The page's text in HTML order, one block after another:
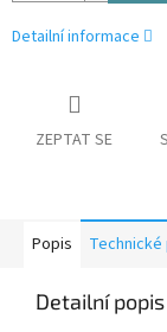
Detailní informace
ZEPTAT SE
Popis
Detailní